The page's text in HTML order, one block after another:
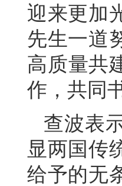
迎来更加
先生一道
高质量共
作，共同
查波表
显两国传
给予的无